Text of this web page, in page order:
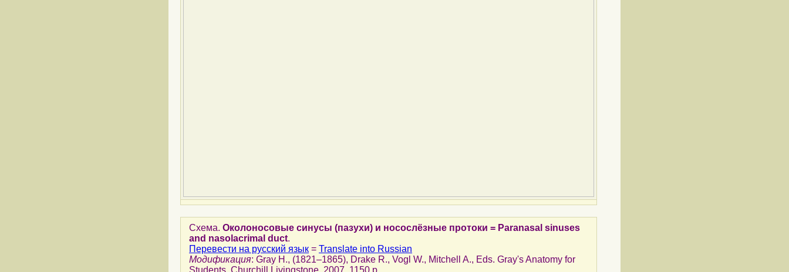
Схема. Околоносовые синусы (пазухи) и носослёзные протоки = Paranasal sinuses
and nasolacrimal duct.
Перевести на русский язык = Translate into Russian
Модификация: Gray H., (1821–1865), Drake R., Vogl W., Mitchell A., Eds. Gray's Anatomy for
Students. Churchill Livingstone, 2007, 1150 p.